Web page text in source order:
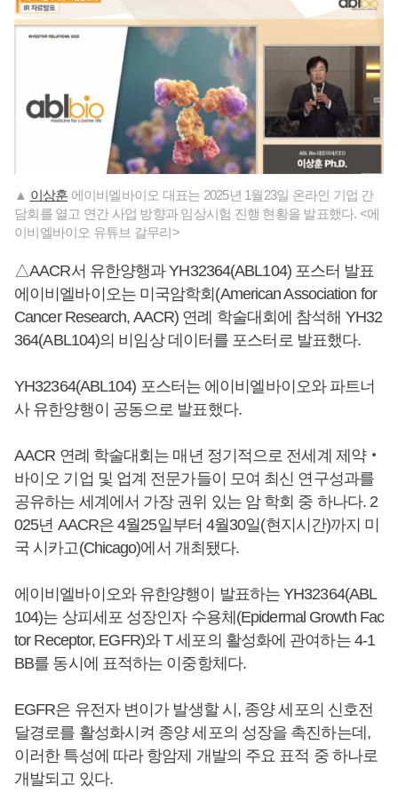
▲ 이상훈 에이비엘바이오 대표는 2025년 1월23일 온라인 기업 간
담회를 열고 연간 사업 방향과 임상시험 진행 현황을 발표했다. <에
이비엘바이오 유튜브 갈무리>
△AACR서 유한양행과 YH32364(ABL104) 포스터 발표
에이비엘바이오는 미국암학회(American Association for
Cancer Research, AACR) 연례 학술대회에 참석해 YH32
364(ABL104)의 비임상 데이터를 포스터로 발표했다.
YH32364(ABL104) 포스터는 에이비엘바이오와 파트너
사 유한양행이 공동으로 발표했다.
AACR 연례 학술대회는 매년 정기적으로 전세계 제약‧
바이오 기업 및 업계 전문가들이 모여 최신 연구성과를
공유하는 세계에서 가장 권위 있는 암 학회 중 하나다. 2
025년 AACR은 4월25일부터 4월30일(현지시간)까지 미
국 시카고(Chicago)에서 개최됐다.
에이비엘바이오와 유한양행이 발표하는 YH32364(ABL
104)는 상피세포 성장인자 수용체(Epidermal Growth Fac
tor Receptor, EGFR)와 T 세포의 활성화에 관여하는 4-1
BB를 동시에 표적하는 이중항체다.
EGFR은 유전자 변이가 발생할 시, 종양 세포의 신호전
달경로를 활성화시켜 종양 세포의 성장을 촉진하는데,
이러한 특성에 따라 항암제 개발의 주요 표적 중 하나로
개발되고 있다.